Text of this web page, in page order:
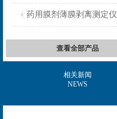
药用膜剂薄膜剥离测定仪
查看全部产品
相关新闻
NEWS